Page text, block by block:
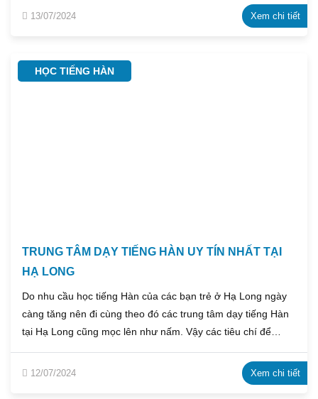
lường khả năng sử dụng tiếng Hàn của thí sinh trong các
tình huống giao tiếp hàng ngày cũng như trong môi trường
13/07/2024 Xem chi tiết
HỌC TIẾNG HÀN
TRUNG TÂM DẠY TIẾNG HÀN UY TÍN NHẤT TẠI
HẠ LONG
Do nhu cầu học tiếng Hàn của các bạn trẻ ở Hạ Long ngày
càng tăng nên đi cùng theo đó các trung tâm dạy tiếng Hàn
tại Hạ Long cũng mọc lên như nấm. Vậy các tiêu chí để
gì? Cùng trung tâm dạy tiếng Hàn Emmanuel tìm hiểu ngay
12/07/2024 Xem chi tiết